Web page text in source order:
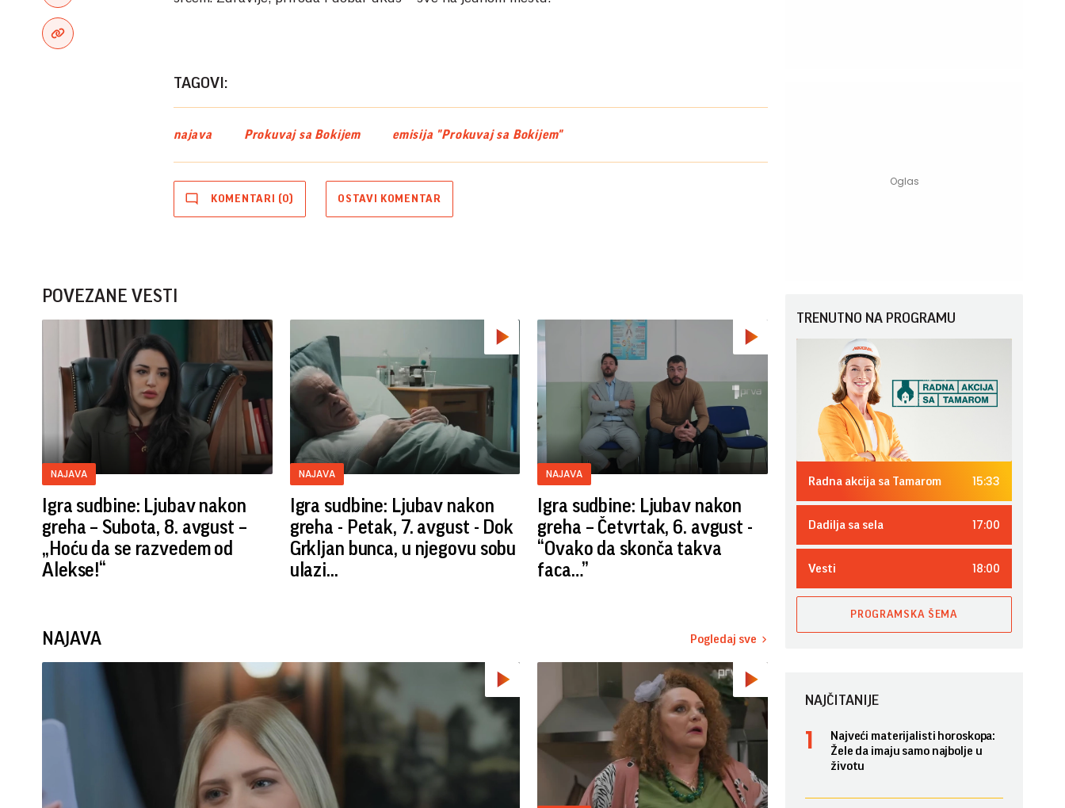
TAGOVI:
najava Prokuvaj sa Bokijem emisija "Prokuvaj sa Bokijem"
KOMENTARI (0) OSTAVI KOMENTAR
POVEZANE VESTI
NAJAVA
Igra sudbine: Ljubav nakon
greha – Subota, 8. avgust –
„Hoću da se razvedem od
Alekse!“
NAJAVA
Igra sudbine: Ljubav nakon
greha - Petak, 7. avgust - Dok
Grkljan bunca, u njegovu sobu
ulazi...
NAJAVA
Igra sudbine: Ljubav nakon
greha – Četvrtak, 6. avgust -
“Ovako da skonča takva
faca…”
NAJAVA Pogledaj sve
TRENUTNO NA PROGRAMU
Radna akcija sa Tamarom 15:33
Dadilja sa sela 17:00
Vesti 18:00
PROGRAMSKA ŠEMA
NAJČITANIJE
Najveći materijalisti horoskopa:
Žele da imaju samo najbolje u
životu